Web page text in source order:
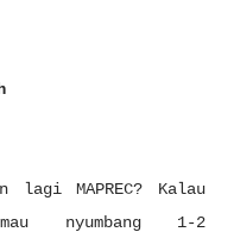
lagi MAPREC? Kalau
nyumbang 1-2